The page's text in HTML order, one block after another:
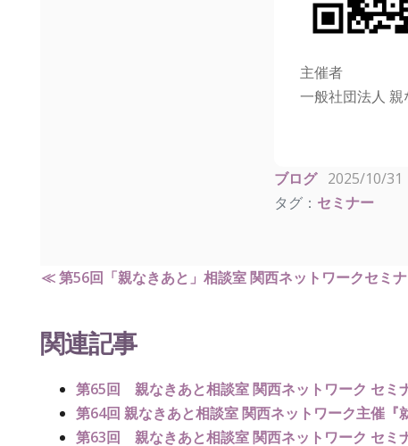
主催者
一般社団法人
ブログ 2025/10/31
タグ： セミナー
≪ 第56回「親なきあと」相談室 関西ネットワークセミ
関連記事
第65回 親なきあと相談室 関西ネットワーク セミ
第64回 親なきあと相談室 関西ネットワーク主催『
第63回 親なきあと相談室 関西ネットワーク セミ